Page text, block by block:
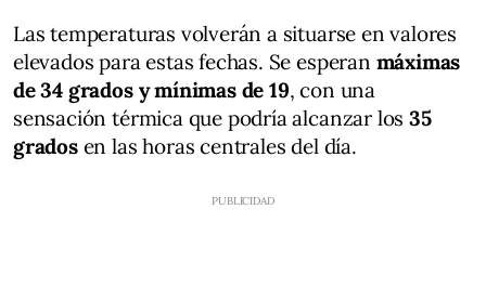
Las temperaturas volverán a situarse en valores
elevados para estas fechas. Se esperan máximas
de 34 grados y mínimas de 19, con una
sensación térmica que podría alcanzar los35
gradosen las horas centrales del día.